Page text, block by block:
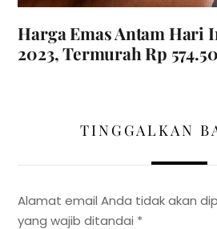
Harga Emas Antam Hari
2023, Termurah Rp
TINGGALKAN
Alamat email Anda tidak akan
yang wajib ditandai *